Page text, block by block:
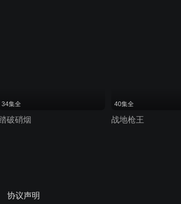
34集全
破硝烟
40集全
战地枪王
协议声明